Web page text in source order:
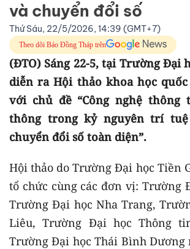
và chuyển đổi số
Thứ Sáu, 22/5/2026, 14:39 (GMT+7)
Theo dõi Báo Đồng Tháp trên
(ĐTO) Sáng 22-5, tại Trường Đại
diễn ra Hội thảo khoa học quốc
với chủ đề “Công nghệ thông
thông trong kỷ nguyên trí
chuyển đổi số toàn diện”.
Hội thảo do Trường Đại học Tiền
tổ chức cùng các đơn vị: Trường
Trường Đại học Nha Trang,
Liêu, Trường Đại học Thông
Trường Đại học Thái Bình Dương